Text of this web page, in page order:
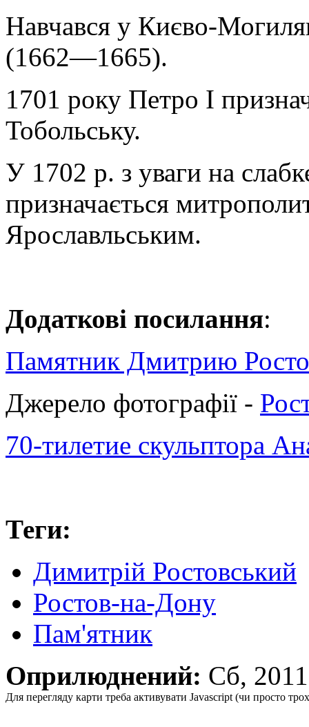
Навчався у Києво-
(1662—1665).
1701 року Петро I
Тобольську.
У 1702 р. з уваги на
призначається
Ярославльським.
Додаткові посилання:
Памятник Дмитрию
Джерело фотографії -
70-тилетие скульптора
Теги:
Димитрій Ростовський
Ростов-на-Дону
Пам'ятник
Оприлюднений: Сб,
Для перегляду карти треба активувати Javascript (чи просто